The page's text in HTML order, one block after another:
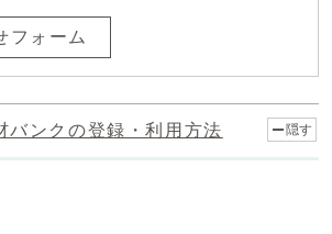
フォーム
バンクの登録・利用方法 隠す